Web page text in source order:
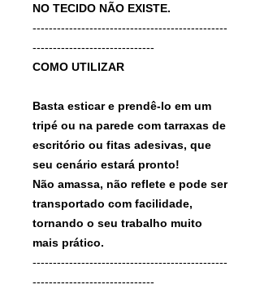
NO TECIDO NÃO EXISTE.
------------------------------------------------
------------------------------
COMO UTILIZAR
Basta esticar e prendê-lo em um
tripé ou na parede com tarraxas de
escritório ou fitas adesivas, que
seu cenário estará pronto!
Não amassa, não reflete e pode ser
transportado com facilidade,
tornando o seu trabalho muito
mais prático.
------------------------------------------------
------------------------------